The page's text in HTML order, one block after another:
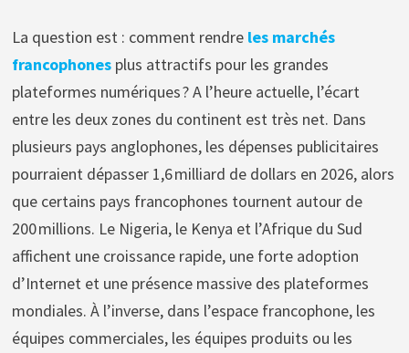
La question est : comment rendre les marchés
francophonesplus attractifs pour les grandes
plateformes numériques ? A l’heure actuelle, l’écart
entre les deux zones du continent est très net. Dans
plusieurs pays anglophones, les dépenses publicitaires
pourraient dépasser 1,6 milliard de dollars en 2026, alors
que certains pays francophones tournent autour de
200 millions. Le Nigeria, le Kenya et l’Afrique du Sud
affichent une croissance rapide, une forte adoption
d’Internet et une présence massive des plateformes
mondiales. À l’inverse, dans l’espace francophone, les
équipes commerciales, les équipes produits ou les